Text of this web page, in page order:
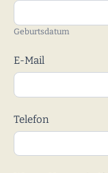
Geburtsdatum
Geburtsdatum
E-Mail
Telefon